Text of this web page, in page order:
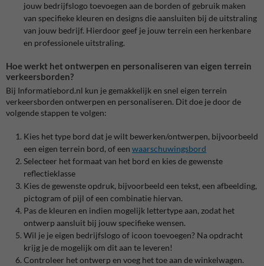
jouw bedrijfslogo toevoegen aan de borden of gebruik maken
van specifieke kleuren en designs die aansluiten bij de uitstraling
van jouw bedrijf. Hierdoor geef je jouw terrein een herkenbare
en professionele uitstraling.
Hoe werkt het ontwerpen en personaliseren van eigen terrein
verkeersborden?
Bij Informatiebord.nl kun je gemakkelijk en snel eigen terrein
verkeersborden ontwerpen en personaliseren. Dit doe je door de
volgende stappen te volgen:
Kies het type bord dat je wilt bewerken/ontwerpen, bijvoorbeeld
een eigen terrein bord, of een waarschuwingsbord
Selecteer het formaat van het bord en kies de gewenste
reflectieklasse
Kies de gewenste opdruk, bijvoorbeeld een tekst, een afbeelding,
pictogram of pijl of een combinatie hiervan.
Pas de kleuren en indien mogelijk lettertype aan, zodat het
ontwerp aansluit bij jouw specifieke wensen.
Wil je je eigen bedrijfslogo of icoon toevoegen? Na opdracht
krijg je de mogelijk om dit aan te leveren!
Controleer het ontwerp en voeg het toe aan de winkelwagen.